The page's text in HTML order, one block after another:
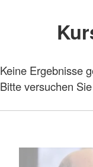
Keine Ergebnisse
Bitte versuchen